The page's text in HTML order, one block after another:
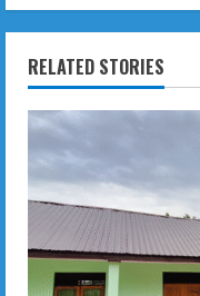
RELATED STORIES